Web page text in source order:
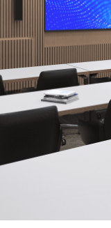
gerade
Punkte ist.